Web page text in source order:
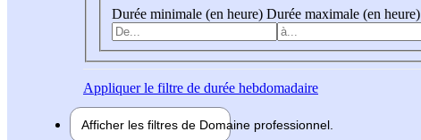
Durée minimale (en heure) Durée maximale (en heure)
Appliquerle filtre de durée hebdomadaire
Afficher les filtres de Domaine professionnel